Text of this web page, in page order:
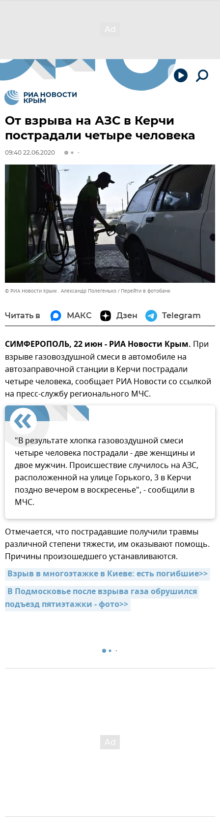
От взрыва на АЗС в Керчи
пострадали четыре человека
09:40 22.06.2020
© РИА Новости Крым . Александр Полегенько Перейти в фотобанк
Читать в МАКС Дзен Telegram
СИМФЕРОПОЛЬ, 22 июн - РИА Новости Крым. При
взрыве газовоздушной смеси в автомобиле на
автозаправочной станции в Керчи пострадали
четыре человека, сообщает РИА Новости со ссылкой
на пресс-службу регионального МЧС.
"В результате хлопка газовоздушной смеси
четыре человека пострадали - две женщины и
двое мужчин. Происшествие случилось на АЗС,
расположенной на улице Горького, 3 в Керчи
поздно вечером в воскресенье", - сообщили в
МЧС.
Отмечается, что пострадавшие получили травмы
различной степени тяжести, им оказывают помощь.
Причины произошедшего устанавливаются.
Взрыв в многоэтажке в Киеве: есть погибшие>>
В Подмосковье после взрыва газа обрушился
подъезд пятиэтажки - фото>>